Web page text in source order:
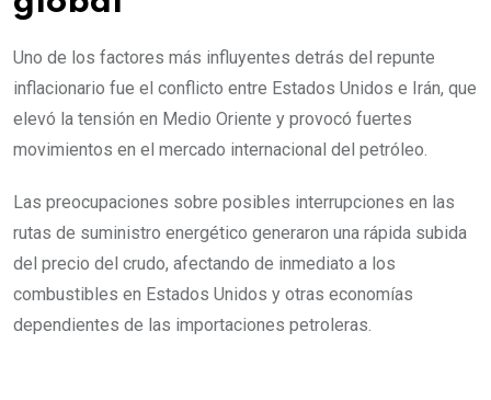
Uno de los factores más influyentes detrás del repunte
inflacionario fue el conflicto entre Estados Unidos e Irán, que
elevó la tensión en Medio Oriente y provocó fuertes
movimientos en el mercado internacional del petróleo.
Las preocupaciones sobre posibles interrupciones en las
rutas de suministro energético generaron una rápida subida
del precio del crudo, afectando de inmediato a los
combustibles en Estados Unidos y otras economías
dependientes de las importaciones petroleras.